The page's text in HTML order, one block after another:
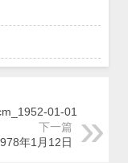
01-01
下一篇
年1月12日